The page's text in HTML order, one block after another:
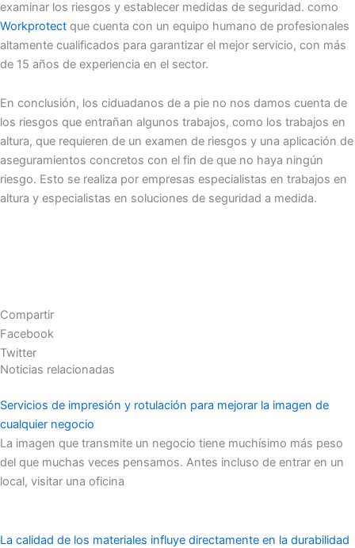
examinar los riesgos y establecer medidas de seguridad. como
Workprotect que cuenta con un equipo humano de profesionales
altamente cualificados para garantizar el mejor servicio, con más
de 15 años de experiencia en el sector.
En conclusión, los ciduadanos de a pie no nos damos cuenta de
los riesgos que entrañan algunos trabajos, como los trabajos en
altura, que requieren de un examen de riesgos y una aplicación de
aseguramientos concretos con el fin de que no haya ningún
riesgo. Esto se realiza por empresas especialistas en trabajos en
altura y especialistas en soluciones de seguridad a medida.
Compartir
Facebook
Twitter
Noticias relacionadas
Servicios de impresión y rotulación para mejorar la imagen de
cualquier negocio
La imagen que transmite un negocio tiene muchísimo más peso
del que muchas veces pensamos. Antes incluso de entrar en un
local, visitar una oficina
La calidad de los materiales influye directamente en la durabilidad